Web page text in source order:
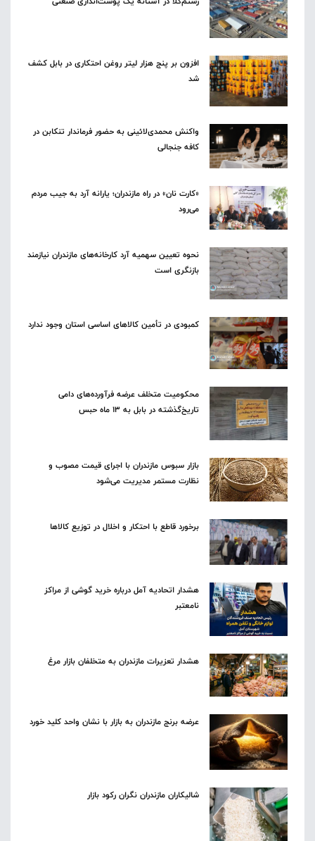
افزون بر پنج هزار لیتر روغن احتکاری در بابل کشف
شد
واکنش محمدی‌لائینی به حضور فرماندار تنکابن در
کافه جنجالی
«کارت نان» در راه مازندران؛ یارانه آرد به جیب مردم
می‌رود
نحوه تعیین سهمیه آرد کارخانه‌های مازندران نیازمند
بازنگری است
کمبودی در تأمین کالاهای اساسی استان وجود ندارد
محکومیت متخلف عرضه فرآورده‌های دامی
تاریخ‌گذشته در بابل به ۱۳ ماه حبس
بازار سبوس مازندران با اجرای قیمت مصوب و
نظارت مستمر مدیریت می‌شود
برخورد قاطع با احتکار و اخلال در توزیع کالاها
هشدار اتحادیه آمل درباره خرید گوشی از مراکز
نامعتبر
هشدار تعزیرات مازندران به متخلفان بازار مرغ
عرضه برنج مازندران به بازار با نشان واحد کلید خورد
شالیکاران مازندران نگران رکود بازار